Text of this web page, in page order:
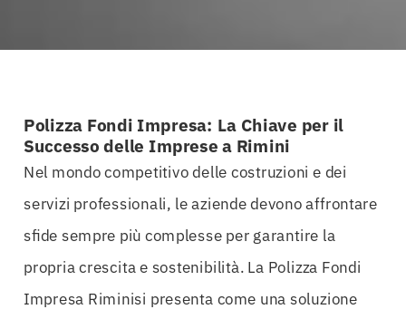
Polizza Fondi Impresa: La Chiave per il
Successo delle Imprese a Rimini
Nel mondo competitivo delle costruzioni e dei
servizi professionali, le aziende devono affrontare
sfide sempre più complesse per garantire la
propria crescita e sostenibilità. La Polizza Fondi
Impresa Riminisi presenta come una soluzione